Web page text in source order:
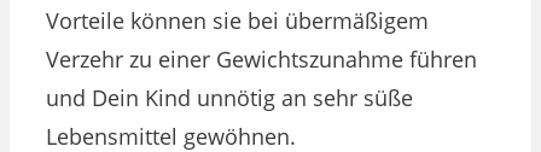
Vorteile können sie bei übermäßigem
Verzehr zu einer Gewichtszunahme führen
und Dein Kind unnötig an sehr süße
Lebensmittel gewöhnen.